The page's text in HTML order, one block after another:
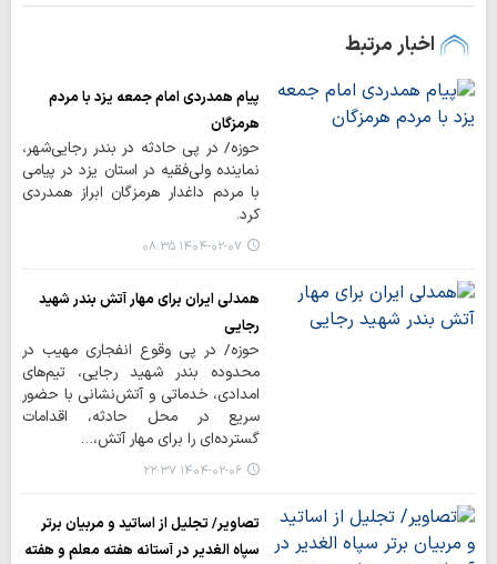
اخبار مرتبط
پیام همدردی امام جمعه یزد با مردم
هرمزگان
حوزه/ در پی حادثه در بندر رجایی‌شهر،
نماینده ولی‌فقیه در استان یزد در پیامی
با مردم داغدار هرمزگان ابراز همدردی
کرد.
۱۴۰۴-۰۲-۰۷ ۰۸:۳۵
همدلی ایران برای مهار آتش بندر شهید
رجایی
حوزه/ در پی وقوع انفجاری مهیب در
محدوده بندر شهید رجایی، تیم‌های
امدادی، خدماتی و آتش‌نشانی با حضور
سریع در محل حادثه، اقدامات
گسترده‌ای را برای مهار آتش،…
۱۴۰۴-۰۲-۰۶ ۲۲:۳۷
تصاویر/ تجلیل از اساتید و مربیان برتر
سپاه الغدیر در آستانه هفته معلم و هفته